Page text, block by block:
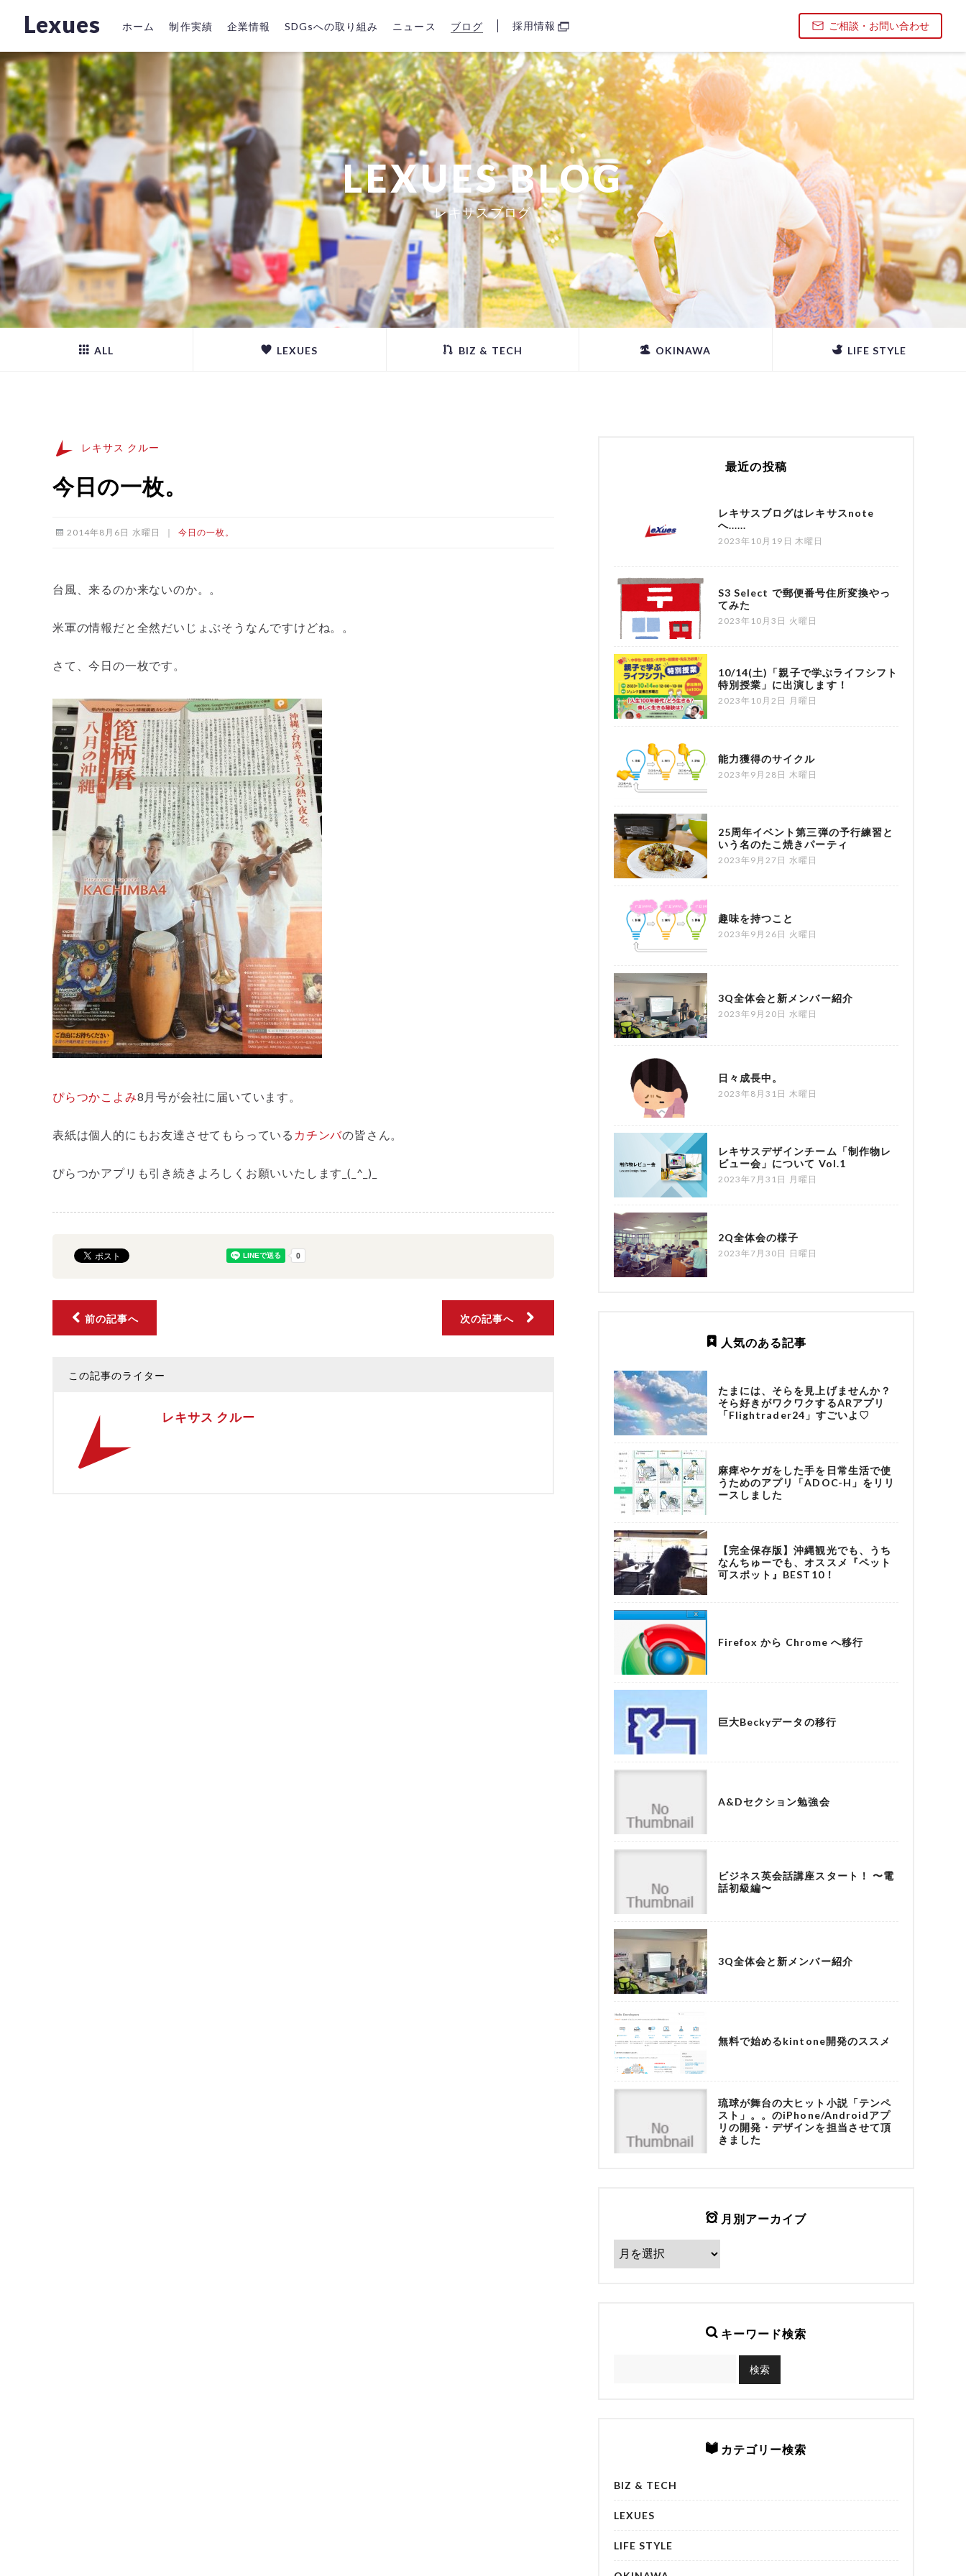
Lexues ホーム 制作実績 企業情報 SDGsへの取り組み ニュース ブログ 採用情報 ご相談・お問い合わせ
LEXUES BLOG
レキサスブログ
ALL LEXUES BIZ & TECH OKINAWA LIFE STYLE
レキサス クルー
今日の一枚。
2014年8月6日 水曜日 ｜ 今日の一枚。
台風、来るのか来ないのか。。
米軍の情報だと全然だいじょぶそうなんですけどね。。
さて、今日の一枚です。
ぴらつかこよみ8月号が会社に届いています。
表紙は個人的にもお友達させてもらっている カチンバの皆さん。
ぴらつかアプリも引き続きよろしくお願いいたします_(_^_)_
前の記事へ 次の記事へ
この記事のライター
レキサス クルー
最近の投稿
レキサスブログはレキサスnote
へ......
2023年10月19日 木曜日
S3 Select で郵便番号住所変換やっ
てみた
2023年10月3日 火曜日
10/14(土)「親子で学ぶライフシフト
特別授業」に出演します！
2023年10月2日 月曜日
能力獲得のサイクル
2023年9月28日 木曜日
25周年イベント第三弾の予行練習と
いう名のたこ焼きパーティ
2023年9月27日 水曜日
趣味を持つこと
2023年9月26日 火曜日
3Q全体会と新メンバー紹介
2023年9月20日 水曜日
日々成長中。
2023年8月31日 木曜日
レキサスデザインチーム「制作物レ
ビュー会」について Vol.1
2023年7月31日 月曜日
2Q全体会の様子
2023年7月30日 日曜日
人気のある記事
たまには、そらを見上げませんか？
そら好きがワクワクするARアプリ
「Flightrader24」すごいよ♡
麻痺やケガをした手を日常生活で使
うためのアプリ「ADOC-H」をリリ
ースしました
【完全保存版】沖縄観光でも、うち
なんちゅーでも、オススメ『ペット
可スポット』BEST10！
Firefox から Chrome へ移行
巨大Beckyデータの移行
A&Dセクション勉強会
ビジネス英会話講座スタート！ 〜電
話初級編〜
3Q全体会と新メンバー紹介
無料で始めるkintone開発のススメ
琉球が舞台の大ヒット小説「テンペ
スト」。。のiPhone/Androidアプ
リの開発・デザインを担当させて頂
きました
月別アーカイブ
キーワード検索
カテゴリー検索
BIZ & TECH
LEXUES
LIFE STYLE